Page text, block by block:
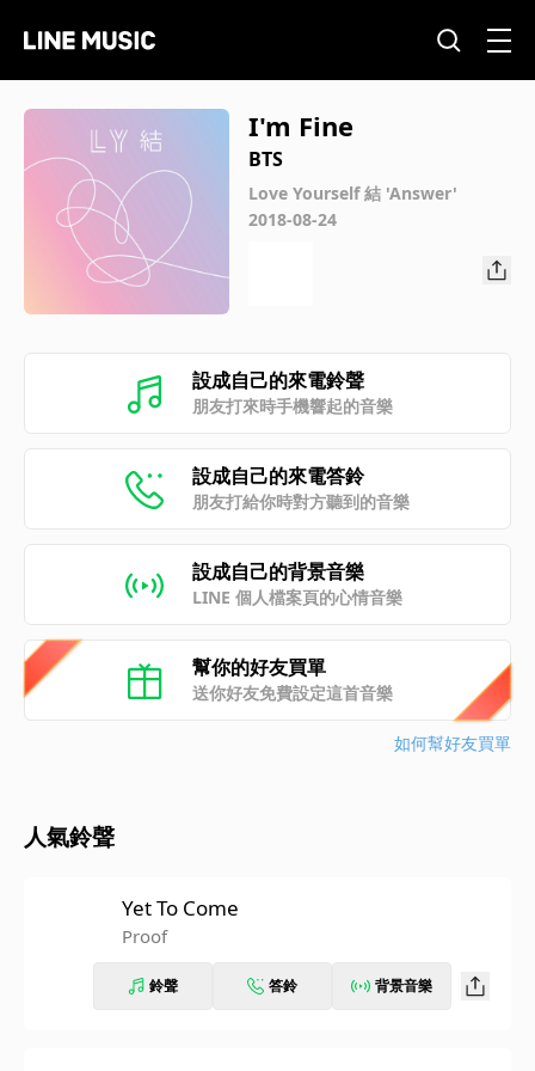
I'm Fine
BTS
Love Yourself 結 'Answer'
2018-08-24
設成自己的來電鈴聲
朋友打來時手機響起的音樂
設成自己的來電答鈴
朋友打給你時對方聽到的音樂
設成自己的背景音樂
LINE 個人檔案頁的心情音樂
幫你的好友買單
送你好友免費設定這首音樂
如何幫好友買單
人氣鈴聲
Yet To Come
Proof
鈴聲 答鈴 背景音樂